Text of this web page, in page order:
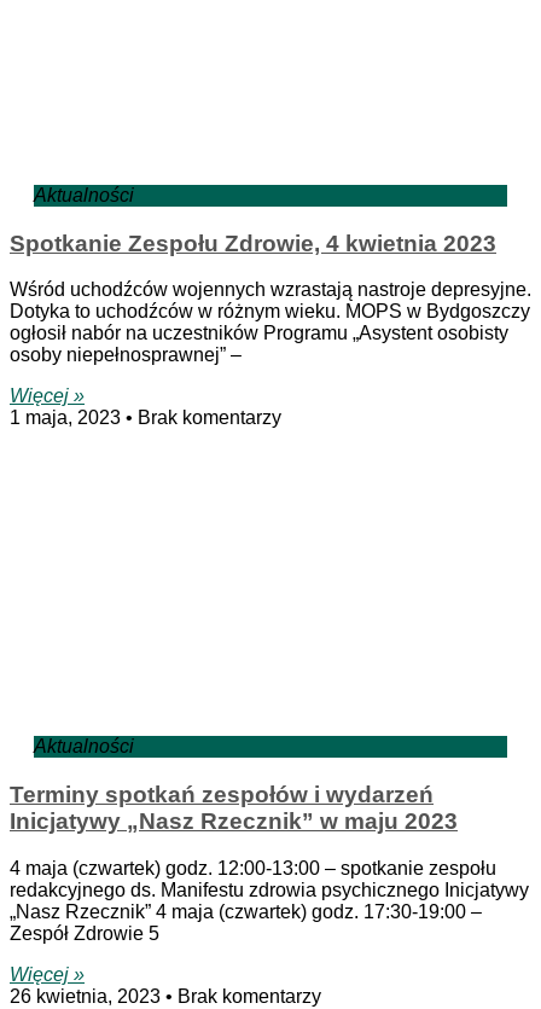
Aktualności
Spotkanie Zespołu Zdrowie, 4 kwietnia 2023
Wśród uchodźców wojennych wzrastają nastroje depresyjne.
Dotyka to uchodźców w różnym wieku. MOPS w Bydgoszczy
ogłosił nabór na uczestników Programu „Asystent osobisty
osoby niepełnosprawnej” –
Więcej »
1 maja, 2023
Brak komentarzy
Aktualności
Terminy spotkań zespołów i wydarzeń
Inicjatywy „Nasz Rzecznik” w maju 2023
4 maja (czwartek) godz. 12:00-13:00 – spotkanie zespołu
redakcyjnego ds. Manifestu zdrowia psychicznego Inicjatywy
„Nasz Rzecznik” 4 maja (czwartek) godz. 17:30-19:00 –
Zespół Zdrowie 5
Więcej »
26 kwietnia, 2023
Brak komentarzy